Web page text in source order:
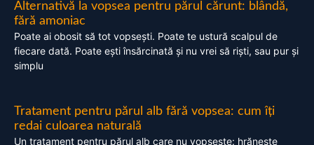
Alternativă la vopsea pentru părul cărunt: blândă,
fără amoniac
Poate ai obosit să tot vopsești. Poate te ustură scalpul de
fiecare dată. Poate ești însărcinată și nu vrei să riști, sau pur și
simplu
Tratament pentru părul alb fără vopsea: cum îți
redai culoarea naturală
Un tratament pentru părul alb care nu vopsește: hrănește